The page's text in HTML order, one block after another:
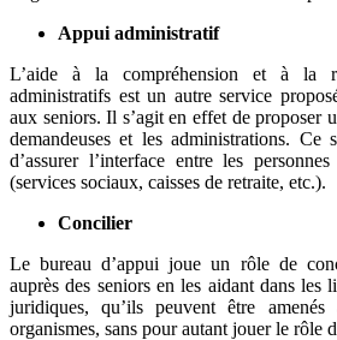
Appui administratif
L’aide à la compréhension et à la
administratifs est un autre service
aux seniors. Il s’agit en effet de proposer
demandeuses et les administrations. Ce
d’assurer l’interface entre les
(services sociaux, caisses de retraite, etc.).
Concilier
Le bureau d’appui joue un rôle de
auprès des seniors en les aidant dans les
juridiques, qu’ils peuvent être
organismes, sans pour autant jouer le rôle